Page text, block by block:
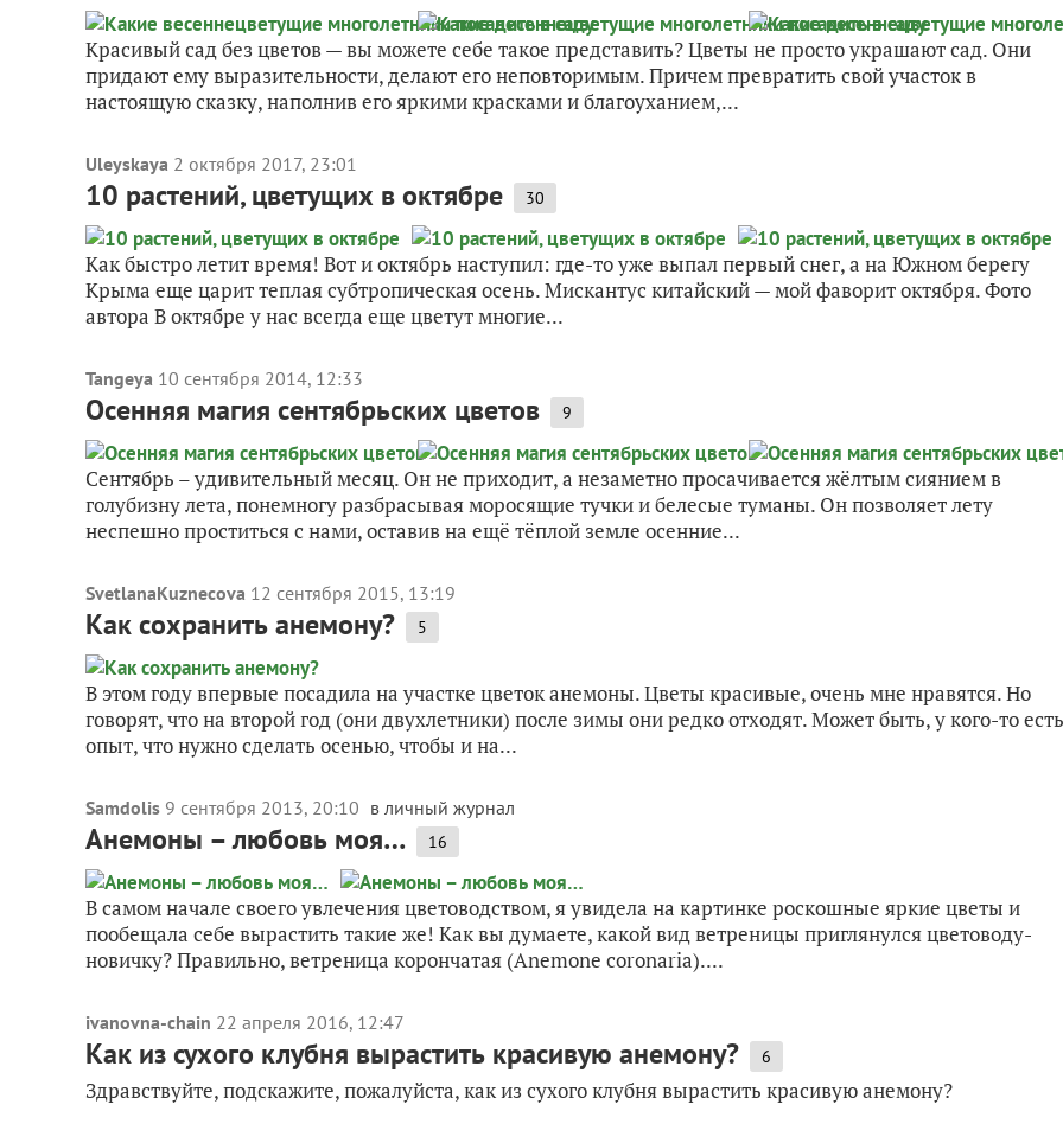
Красивый сад без цветов — вы можете себе такое представить? Цветы не просто украшают сад. Они
придают ему выразительности, делают его неповторимым. Причем превратить свой участок в
настоящую сказку, наполнив его яркими красками и благоуханием,...
Uleyskaya 2 октября 2017, 23:01
10 растений, цветущих в октябре 30
Как быстро летит время! Вот и октябрь наступил: где-то уже выпал первый снег, а на Южном берегу
Крыма еще царит теплая субтропическая осень. Мискантус китайский — мой фаворит октября. Фото
автора В октябре у нас всегда еще цветут многие...
Tangeya 10 сентября 2014, 12:33
Осенняя магия сентябрьских цветов 9
Сентябрь – удивительный месяц. Он не приходит, а незаметно просачивается жёлтым сиянием в
голубизну лета, понемногу разбрасывая моросящие тучки и белесые туманы. Он позволяет лету
неспешно проститься с нами, оставив на ещё тёплой земле осенние...
SvetlanaKuznecova 12 сентября 2015, 13:19
Как сохранить анемону? 5
В этом году впервые посадила на участке цветок анемоны. Цветы красивые, очень мне нравятся. Но
говорят, что на второй год (они двухлетники) после зимы они редко отходят. Может быть, у кого-то есть
опыт, что нужно сделать осенью, чтобы и на...
Samdolis 9 сентября 2013, 20:10 в личный журнал
Анемоны – любовь моя… 16
В самом начале своего увлечения цветоводством, я увидела на картинке роскошные яркие цветы и
пообещала себе вырастить такие же! Как вы думаете, какой вид ветреницы приглянулся цветоводу-
новичку? Правильно, ветреница корончатая (Anemone coronaria)....
ivanovna-chain 22 апреля 2016, 12:47
Как из сухого клубня вырастить красивую анемону? 6
Здравствуйте, подскажите, пожалуйста, как из сухого клубня вырастить красивую анемону?